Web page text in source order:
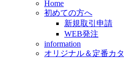
Home
初めての方へ
新規取引申請
WEB発注
information
オリジナル＆定番カ